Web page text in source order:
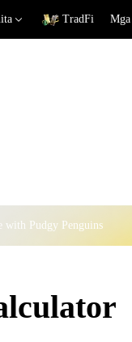
TradFi
with Pudgy Penguins